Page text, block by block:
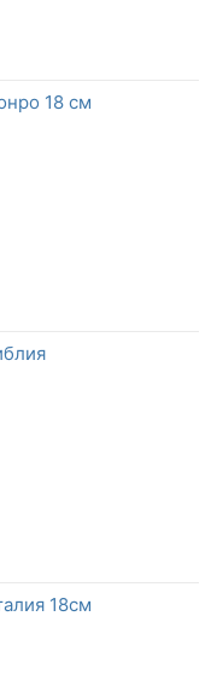
18 см
18см